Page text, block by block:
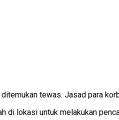
tewas. Jasad para
di lokasi untuk melakukan